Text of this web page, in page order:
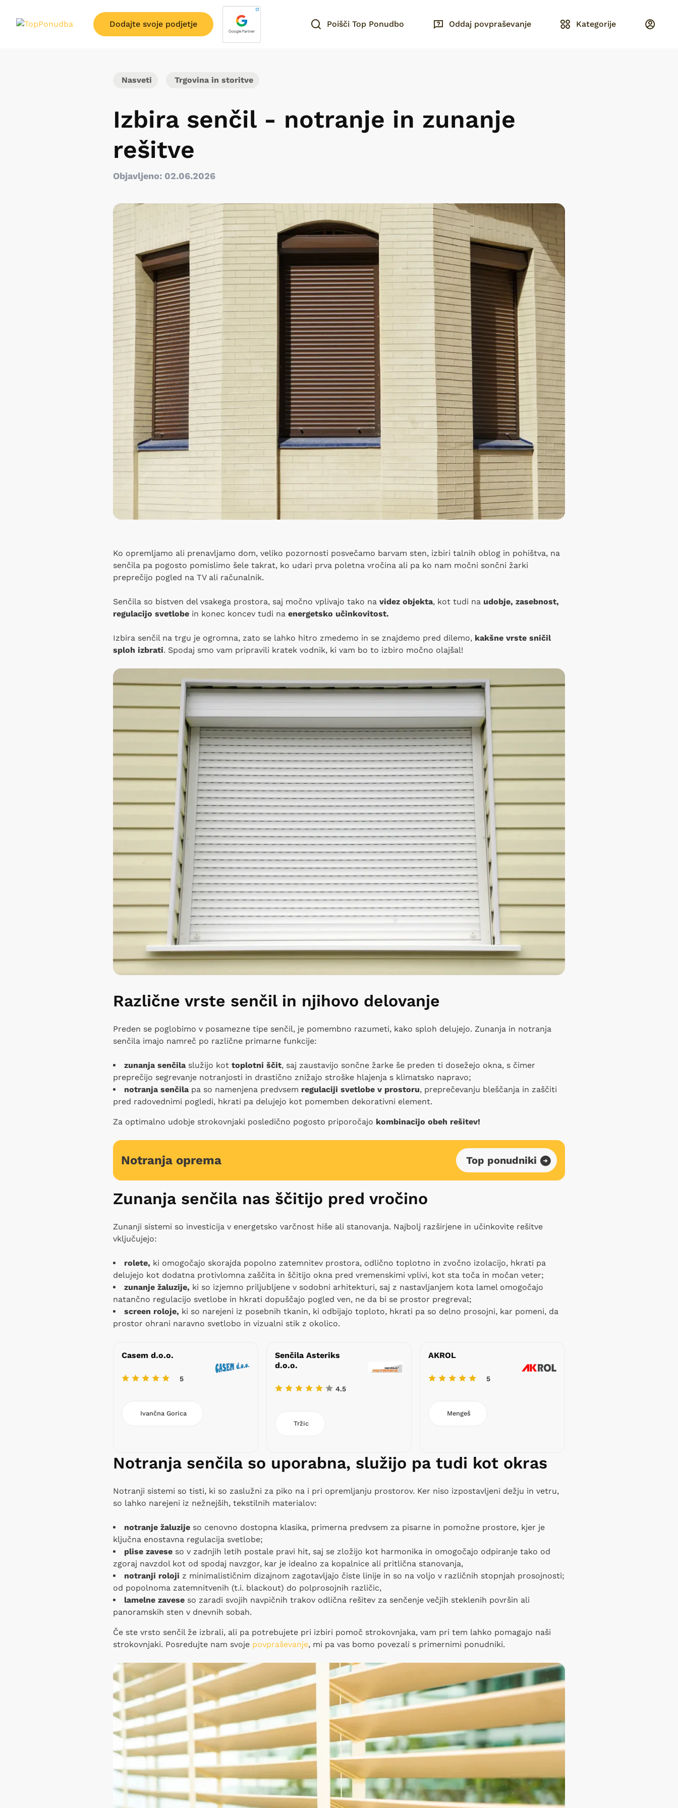
Dodajte svoje podjetje Poišči Top Ponudbo Oddaj povpraševanje Kategorije
Nasveti Trgovina in storitve
Izbira senčil - notranje in zunanje
rešitve
Objavljeno: 02.06.2026
Ko opremljamo ali prenavljamo dom, veliko pozornosti posvečamo barvam sten, izbiri talnih oblog in pohištva, na
senčila pa pogosto pomislimo šele takrat, ko udari prva poletna vročina ali pa ko nam močni sončni žarki
preprečijo pogled na TV ali računalnik.
Senčila so bistven del vsakega prostora, saj močno vplivajo tako na videz objekta, kot tudi na udobje, zasebnost,
regulacijo svetlobe in konec koncev tudi na energetsko učinkovitost.
Izbira senčil na trgu je ogromna, zato se lahko hitro zmedemo in se znajdemo pred dilemo, kakšne vrste sničil
sploh izbrati. Spodaj smo vam pripravili kratek vodnik, ki vam bo to izbiro močno olajšal!
Različne vrste senčil in njihovo delovanje
Preden se poglobimo v posamezne tipe senčil, je pomembno razumeti, kako sploh delujejo. Zunanja in notranja
senčila imajo namreč po različne primarne funkcije:
zunanja senčila služijo kot toplotni ščit, saj zaustavijo sončne žarke še preden ti dosežejo okna, s čimer
preprečijo segrevanje notranjosti in drastično znižajo stroške hlajenja s klimatsko napravo;
notranja senčila pa so namenjena predvsem regulaciji svetlobe v prostoru, preprečevanju bleščanja in zaščiti
pred radovednimi pogledi, hkrati pa delujejo kot pomemben dekorativni element.
Za optimalno udobje strokovnjaki posledično pogosto priporočajo kombinacijo obeh rešitev!
Notranja oprema Top ponudniki
Zunanja senčila nas ščitijo pred vročino
Zunanji sistemi so investicija v energetsko varčnost hiše ali stanovanja. Najbolj razširjene in učinkovite rešitve
vključujejo:
rolete, ki omogočajo skorajda popolno zatemnitev prostora, odlično toplotno in zvočno izolacijo, hkrati pa
delujejo kot dodatna protivlomna zaščita in ščitijo okna pred vremenskimi vplivi, kot sta toča in močan veter;
zunanje žaluzije, ki so izjemno priljubljene v sodobni arhitekturi, saj z nastavljanjem kota lamel omogočajo
natančno regulacijo svetlobe in hkrati dopuščajo pogled ven, ne da bi se prostor pregreval;
screen roloje, ki so narejeni iz posebnih tkanin, ki odbijajo toploto, hkrati pa so delno prosojni, kar pomeni, da
prostor ohrani naravno svetlobo in vizualni stik z okolico.
Casem d.o.o.
5
Ivančna Gorica
Senčila Asteriks
d.o.o.
4.5
Tržic
AKROL
5
Mengeš
Notranja senčila so uporabna, služijo pa tudi kot okras
Notranji sistemi so tisti, ki so zaslužni za piko na i pri opremljanju prostorov. Ker niso izpostavljeni dežju in vetru,
so lahko narejeni iz nežnejših, tekstilnih materialov:
notranje žaluzije so cenovno dostopna klasika, primerna predvsem za pisarne in pomožne prostore, kjer je
ključna enostavna regulacija svetlobe;
plise zavese so v zadnjih letih postale pravi hit, saj se zložijo kot harmonika in omogočajo odpiranje tako od
zgoraj navzdol kot od spodaj navzgor, kar je idealno za kopalnice ali pritlična stanovanja,
notranji roloji z minimalističnim dizajnom zagotavljajo čiste linije in so na voljo v različnih stopnjah prosojnosti;
od popolnoma zatemnitvenih (t.i. blackout) do polprosojnih različic,
lamelne zavese so zaradi svojih navpičnih trakov odlična rešitev za senčenje večjih steklenih površin ali
panoramskih sten v dnevnih sobah.
Če ste vrsto senčil že izbrali, ali pa potrebujete pri izbiri pomoč strokovnjaka, vam pri tem lahko pomagajo naši
strokovnjaki. Posredujte nam svoje povpraševanje, mi pa vas bomo povezali s primernimi ponudniki.